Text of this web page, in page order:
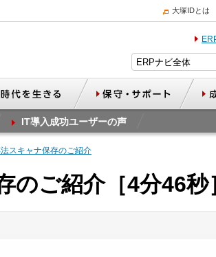
大塚IDとは
IT導入成功ユーザーの声
スキャナ保存のご紹介
ご紹介［4分46秒